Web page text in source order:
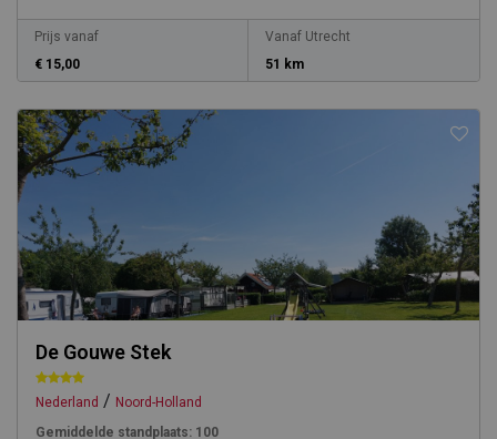
Prijs vanaf
€ 15,00
Vanaf Utrecht
51 km
De Gouwe Stek
Nederland / Noord-Holland
Gemiddelde standplaats: 100